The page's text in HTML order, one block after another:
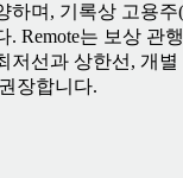
하며, 기록상 고용
Remote는 보상 관
저선과 상한선, 개
장합니다.